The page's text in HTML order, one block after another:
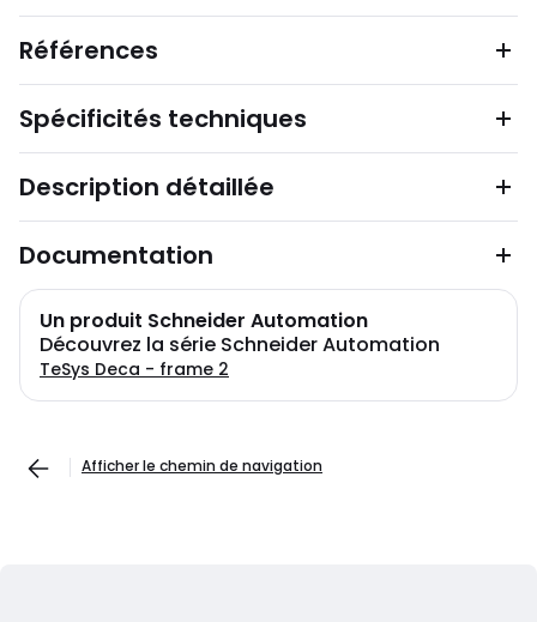
Références
Spécificités techniques
Description détaillée
Documentation
Un produit Schneider Automation
Découvrez la série Schneider Automation
TeSys Deca - frame 2
Afficher le chemin de navigation